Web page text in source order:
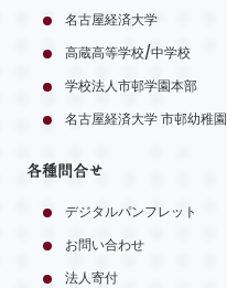
名古屋経済大学
高蔵高等学校/中学校
学校法人市邨学園本部
名古屋経済大学 市邨幼稚園
各種問合せ
デジタルパンフレット
お問い合わせ
法人寄付